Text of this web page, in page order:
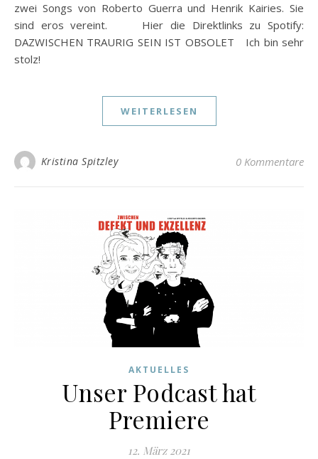
zwei Songs von Roberto Guerra und Henrik Kairies. Sie
sind eros vereint. Hier die Direktlinks zu Spotify:
DAZWISCHEN TRAURIG SEIN IST OBSOLET Ich bin sehr
stolz!
WEITERLESEN
Kristina Spitzley 0 Kommentare
AKTUELLES
Unser Podcast hat
Premiere
12. März 2021